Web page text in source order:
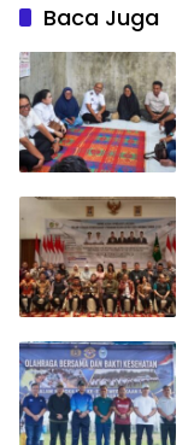
Baca Juga